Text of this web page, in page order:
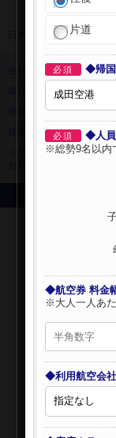
日本旅行 トップ >海外
旅行業登録票・約款
旅行条件書
採用情報
システムメンテナンスの
Copyright
片道
必須 ◆帰
必須
◆人員
※総勢9名以内
◆航空券 料金
※大人一人あ
◆利用航空会